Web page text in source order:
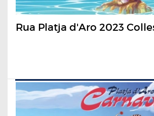
Rua Platja d'Aro 2023